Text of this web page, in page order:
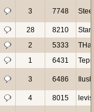
3 7748 Steel
28 8210
2 5333
1 6431
3 6486
4 8015
levis